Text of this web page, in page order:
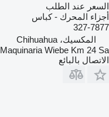
السعر عند الطلب
أجزاء المحرك - كباس
327-7877
المكسيك، Chihuahua
Maquinaria Wiebe Km 24 Sa
الاتصال بالبائع